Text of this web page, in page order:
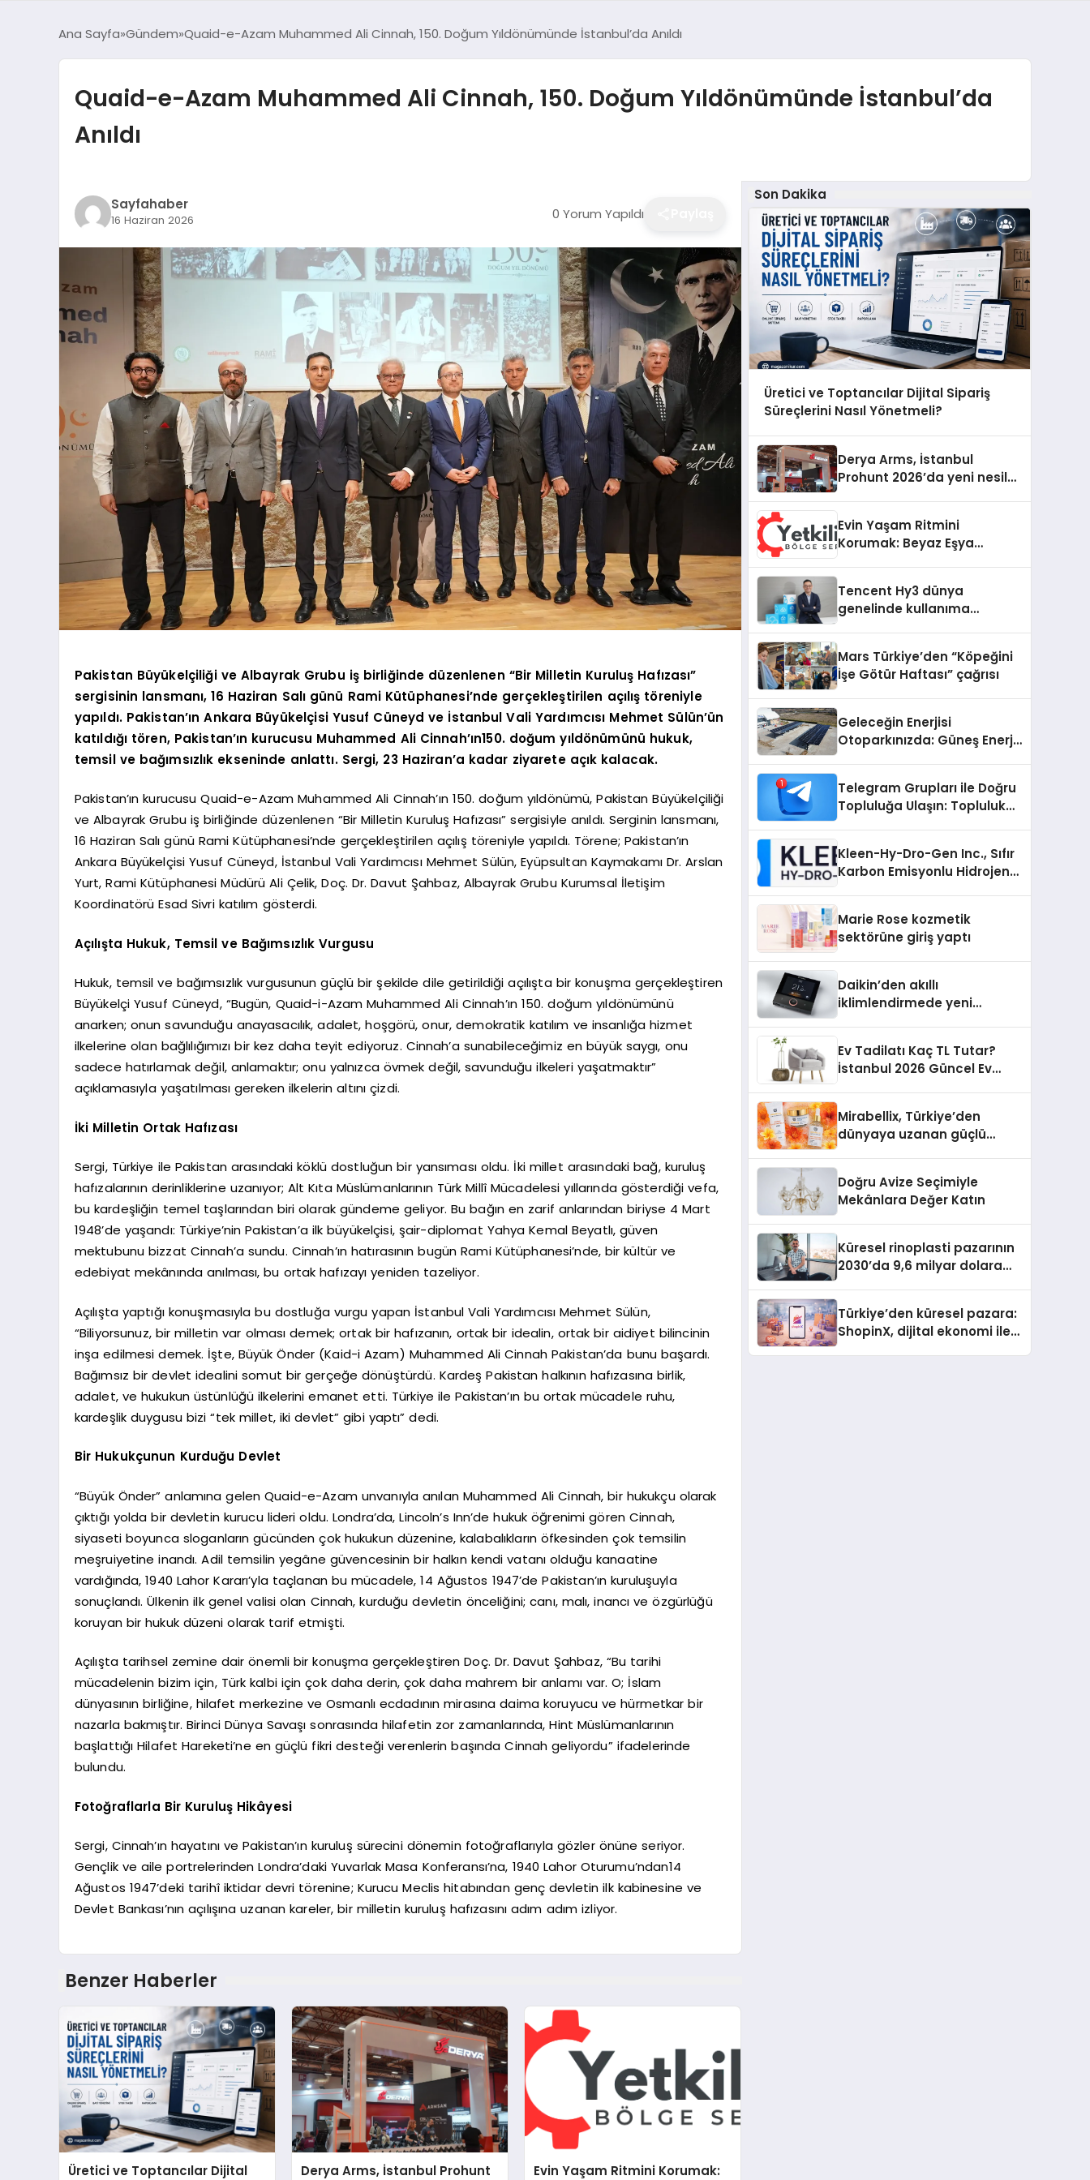
Ana Sayfa Gündem Quaid-e-Azam Muhammed Ali Cinnah, 150. Doğum Yıldönümünde İstanbul’da Anıldı
Quaid-e-Azam Muhammed Ali Cinnah, 150. Doğum Yıldönümünde İstanbul’da
Anıldı
Sayfahaber
16 Haziran 2026 0 Yorum Yapıldı
Pakistan Büyükelçiliği ve Albayrak Grubu iş birliğinde düzenlenen “Bir Milletin Kuruluş Hafızası”
sergisinin lansmanı, 16 Haziran Salı günü Rami Kütüphanesi’nde gerçekleştirilen açılış töreniyle
yapıldı. Pakistan’ın Ankara Büyükelçisi Yusuf Cüneyd ve İstanbul Vali Yardımcısı Mehmet Sülün’ün
katıldığı tören, Pakistan’ın kurucusu Muhammed Ali Cinnah’ın150. doğum yıldönümünü hukuk,
temsil ve bağımsızlık ekseninde anlattı. Sergi, 23 Haziran’a kadar ziyarete açık kalacak.
Pakistan’ın kurucusu Quaid-e-Azam Muhammed Ali Cinnah’ın 150. doğum yıldönümü, Pakistan Büyükelçiliği
ve Albayrak Grubu iş birliğinde düzenlenen “Bir Milletin Kuruluş Hafızası” sergisiyle anıldı. Serginin lansmanı,
16 Haziran Salı günü Rami Kütüphanesi’nde gerçekleştirilen açılış töreniyle yapıldı. Törene; Pakistan’ın
Ankara Büyükelçisi Yusuf Cüneyd, İstanbul Vali Yardımcısı Mehmet Sülün, Eyüpsultan Kaymakamı Dr. Arslan
Yurt, Rami Kütüphanesi Müdürü Ali Çelik, Doç. Dr. Davut Şahbaz, Albayrak Grubu Kurumsal İletişim
Koordinatörü Esad Sivri katılım gösterdi.
Açılışta Hukuk, Temsil ve Bağımsızlık Vurgusu
Hukuk, temsil ve bağımsızlık vurgusunun güçlü bir şekilde dile getirildiği açılışta bir konuşma gerçekleştiren
Büyükelçi Yusuf Cüneyd, “Bugün, Quaid-i-Azam Muhammed Ali Cinnah’ın 150. doğum yıldönümünü
anarken; onun savunduğu anayasacılık, adalet, hoşgörü, onur, demokratik katılım ve insanlığa hizmet
ilkelerine olan bağlılığımızı bir kez daha teyit ediyoruz. Cinnah’a sunabileceğimiz en büyük saygı, onu
sadece hatırlamak değil, anlamaktır; onu yalnızca övmek değil, savunduğu ilkeleri yaşatmaktır”
açıklamasıyla yaşatılması gereken ilkelerin altını çizdi.
İki Milletin Ortak Hafızası
Sergi, Türkiye ile Pakistan arasındaki köklü dostluğun bir yansıması oldu. İki millet arasındaki bağ, kuruluş
hafızalarının derinliklerine uzanıyor; Alt Kıta Müslümanlarının Türk Millî Mücadelesi yıllarında gösterdiği vefa,
bu kardeşliğin temel taşlarından biri olarak gündeme geliyor. Bu bağın en zarif anlarından biriyse 4 Mart
1948’de yaşandı: Türkiye’nin Pakistan’a ilk büyükelçisi, şair-diplomat Yahya Kemal Beyatlı, güven
mektubunu bizzat Cinnah’a sundu. Cinnah’ın hatırasının bugün Rami Kütüphanesi’nde, bir kültür ve
edebiyat mekânında anılması, bu ortak hafızayı yeniden tazeliyor.
Açılışta yaptığı konuşmasıyla bu dostluğa vurgu yapan İstanbul Vali Yardımcısı Mehmet Sülün,
“Biliyorsunuz, bir milletin var olması demek; ortak bir hafızanın, ortak bir idealin, ortak bir aidiyet bilincinin
inşa edilmesi demek. İşte, Büyük Önder (Kaid-i Azam) Muhammed Ali Cinnah Pakistan’da bunu başardı.
Bağımsız bir devlet idealini somut bir gerçeğe dönüştürdü. Kardeş Pakistan halkının hafızasına birlik,
adalet, ve hukukun üstünlüğü ilkelerini emanet etti. Türkiye ile Pakistan’ın bu ortak mücadele ruhu,
kardeşlik duygusu bizi “tek millet, iki devlet” gibi yaptı” dedi.
Bir Hukukçunun Kurduğu Devlet
“Büyük Önder” anlamına gelen Quaid-e-Azam unvanıyla anılan Muhammed Ali Cinnah, bir hukukçu olarak
çıktığı yolda bir devletin kurucu lideri oldu. Londra’da, Lincoln’s Inn’de hukuk öğrenimi gören Cinnah,
siyaseti boyunca sloganların gücünden çok hukukun düzenine, kalabalıkların öfkesinden çok temsilin
meşruiyetine inandı. Adil temsilin yegâne güvencesinin bir halkın kendi vatanı olduğu kanaatine
vardığında, 1940 Lahor Kararı’yla taçlanan bu mücadele, 14 Ağustos 1947’de Pakistan’ın kuruluşuyla
sonuçlandı. Ülkenin ilk genel valisi olan Cinnah, kurduğu devletin önceliğini; canı, malı, inancı ve özgürlüğü
koruyan bir hukuk düzeni olarak tarif etmişti.
Açılışta tarihsel zemine dair önemli bir konuşma gerçekleştiren Doç. Dr. Davut Şahbaz, “Bu tarihi
mücadelenin bizim için, Türk kalbi için çok daha derin, çok daha mahrem bir anlamı var. O; İslam
dünyasının birliğine, hilafet merkezine ve Osmanlı ecdadının mirasına daima koruyucu ve hürmetkar bir
nazarla bakmıştır. Birinci Dünya Savaşı sonrasında hilafetin zor zamanlarında, Hint Müslümanlarının
başlattığı Hilafet Hareketi’ne en güçlü fikri desteği verenlerin başında Cinnah geliyordu” ifadelerinde
bulundu.
Fotoğraflarla Bir Kuruluş Hikâyesi
Sergi, Cinnah’ın hayatını ve Pakistan’ın kuruluş sürecini dönemin fotoğraflarıyla gözler önüne seriyor.
Gençlik ve aile portrelerinden Londra’daki Yuvarlak Masa Konferansı’na, 1940 Lahor Oturumu’ndan14
Ağustos 1947’deki tarihî iktidar devri törenine; Kurucu Meclis hitabından genç devletin ilk kabinesine ve
Devlet Bankası’nın açılışına uzanan kareler, bir milletin kuruluş hafızasını adım adım izliyor.
Benzer Haberler
Üretici ve Toptancılar Dijital
Derya Arms, İstanbul Prohunt
Evin Yaşam Ritmini Korumak:
Son Dakika
Üretici ve Toptancılar Dijital Sipariş
Süreçlerini Nasıl Yönetmeli?
Derya Arms, İstanbul
Prohunt 2026’da yeni nesil
Evin Yaşam Ritmini
Korumak: Beyaz Eşya
Tencent Hy3 dünya
genelinde kullanıma
Mars Türkiye’den “Köpeğini
İşe Götür Haftası” çağrısı
Geleceğin Enerjisi
Otoparkınızda: Güneş Enerjili
Telegram Grupları ile Doğru
Topluluğa Ulaşın: Topluluk
Kleen-Hy-Dro-Gen Inc., Sıfır
Karbon Emisyonlu Hidrojen
Aldı
Marie Rose kozmetik
sektörüne giriş yaptı
Daikin’den akıllı
iklimlendirmede yeni
Ev Tadilatı Kaç TL Tutar?
İstanbul 2026 Güncel Ev
Mirabellix, Türkiye’den
dünyaya uzanan güçlü
Doğru Avize Seçimiyle
Mekânlara Değer Katın
Küresel rinoplasti pazarının
2030’da 9,6 milyar dolara
Türkiye’den küresel pazara:
ShopinX, dijital ekonomi ile